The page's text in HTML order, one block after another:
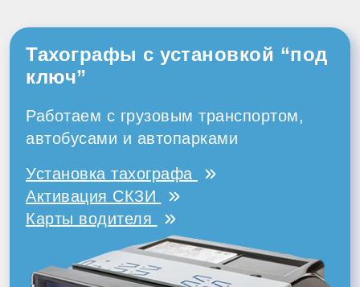
Тахографы с установкой “под
ключ”
Работаем с грузовым транспортом,
автобусами и автопарками
Установка тахографа
Активация СКЗИ
Карты водителя